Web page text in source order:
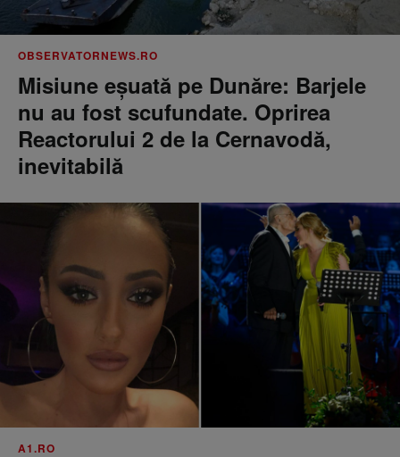
OBSERVATORNEWS.RO
Misiune eșuată pe Dunăre: Barjele
nu au fost scufundate. Oprirea
Reactorului 2 de la Cernavodă,
inevitabilă
A1.RO